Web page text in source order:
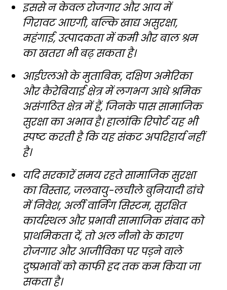
इससे न केवल रोजगार और आय में
गिरावट आएगी, बल्कि खाद्य असुरक्षा,
महंगाई, उत्पादकता में कमी और बाल श्रम
का खतरा भी बढ़ सकता है।
आईएलओ के मुताबिक, दक्षिण अमेरिका
और कैरेबियाई क्षेत्र में लगभग आधे श्रमिक
असंगठित क्षेत्र में हैं, जिनके पास सामाजिक
सुरक्षा का अभाव है। हालांकि रिपोर्ट यह भी
स्पष्ट करती है कि यह संकट अपरिहार्य नहीं
है।
यदि सरकारें समय रहते सामाजिक सुरक्षा
का विस्तार, जलवायु-लचीले बुनियादी ढांचे
में निवेश, अर्ली वार्निंग सिस्टम, सुरक्षित
कार्यस्थल और प्रभावी सामाजिक संवाद को
प्राथमिकता दें, तो अल नीनो के कारण
रोजगार और आजीविका पर पड़ने वाले
दुष्प्रभावों को काफी हद तक कम किया जा
सकता है।